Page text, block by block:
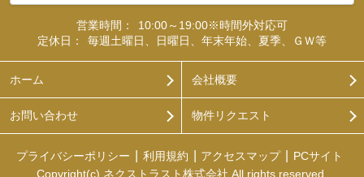
営業時間：
10:00～19:00※時間外対応可
定休日：
毎週土曜日、日曜日、年末年始、夏季、ＧＷ等
ホーム 会社概要
お問い合わせ 物件リクエスト
プライバシーポリシー 利用規約 アクセスマップ
PCサイト
Copyright(c) ネクストラスト株式会社 All rights reserved.